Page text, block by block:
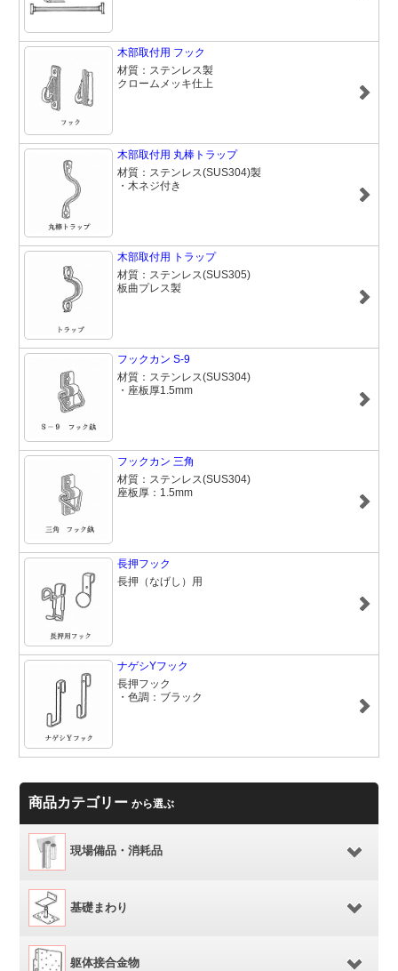
木部取付用 フック
材質：ステンレス製
クロームメッキ仕上
木部取付用 丸棒トラップ
材質：ステンレス(SUS304)製
・木ネジ付き
木部取付用 トラップ
材質：ステンレス(SUS305)
板曲プレス製
フックカン S-9
材質：ステンレス(SUS304)
・座板厚1.5mm
フックカン 三角
材質：ステンレス(SUS304)
座板厚：1.5mm
長押フック
長押（なげし）用
ナゲシYフック
長押フック
・色調：ブラック
商品カテゴリーから選ぶ
現場備品・消耗品
基礎まわり
躯体接合金物